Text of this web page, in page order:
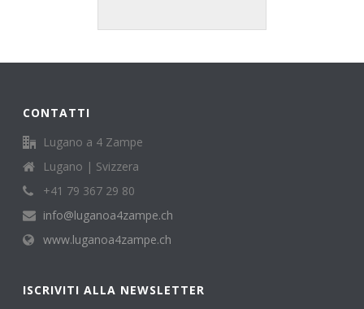
CONTATTI
Lugano a 4 Zampe
Lugano | Svizzera
+41 79 367 29 80
info@luganoa4zampe.ch
www.luganoa4zampe.ch
ISCRIVITI ALLA NEWSLETTER